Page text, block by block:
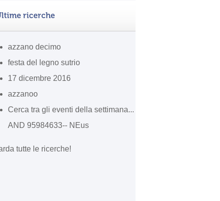
ricerche
azzano decimo
festa del legno sutrio
17 dicembre 2016
azzanoo
Cerca tra gli eventi della settimana...
AND 95984633-- NEus
tutte le ricerche!